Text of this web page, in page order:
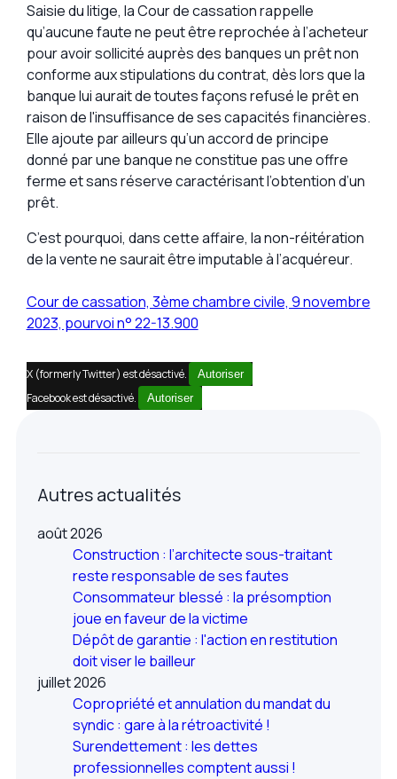
Saisie du litige, la Cour de cassation rappelle
qu’aucune faute ne peut être reprochée à l’acheteur
pour avoir sollicité auprès des banques un prêt non
conforme aux stipulations du contrat, dès lors que la
banque lui aurait de toutes façons refusé le prêt en
raison de l'insuffisance de ses capacités financières.
Elle ajoute par ailleurs qu’un accord de principe
donné par une banque ne constitue pas une offre
ferme et sans réserve caractérisant l’obtention d’un
prêt.
C’est pourquoi, dans cette affaire, la non-réitération
de la vente ne saurait être imputable à l’acquéreur.
Cour de cassation, 3ème chambre civile, 9 novembre
2023, pourvoi n° 22-13.900
X (formerly Twitter) est désactivé. Autoriser
Facebook est désactivé. Autoriser
Autres actualités
août 2026
Construction : l’architecte sous-traitant
reste responsable de ses fautes
Consommateur blessé : la présomption
joue en faveur de la victime
Dépôt de garantie : l'action en restitution
doit viser le bailleur
juillet 2026
Copropriété et annulation du mandat du
syndic : gare à la rétroactivité !
Surendettement : les dettes
professionnelles comptent aussi !